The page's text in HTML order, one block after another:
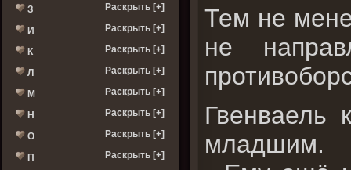
З Раскрыть [+]
И Раскрыть [+]
К Раскрыть [+]
Л Раскрыть [+]
М Раскрыть [+]
Н Раскрыть [+]
О Раскрыть [+]
П Раскрыть [+]
Тем не
не
Гвенваель
младшим.